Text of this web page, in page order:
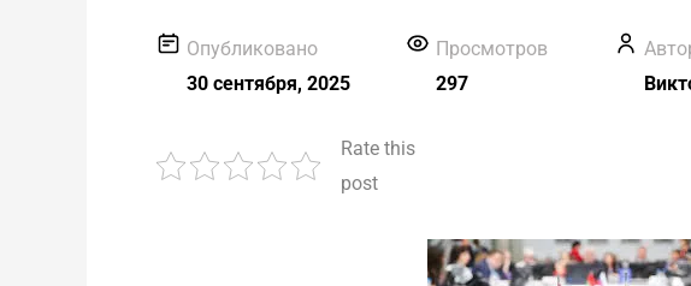
Опубликовано
30 сентября, 2025
Просмотров
297
Rate this
post